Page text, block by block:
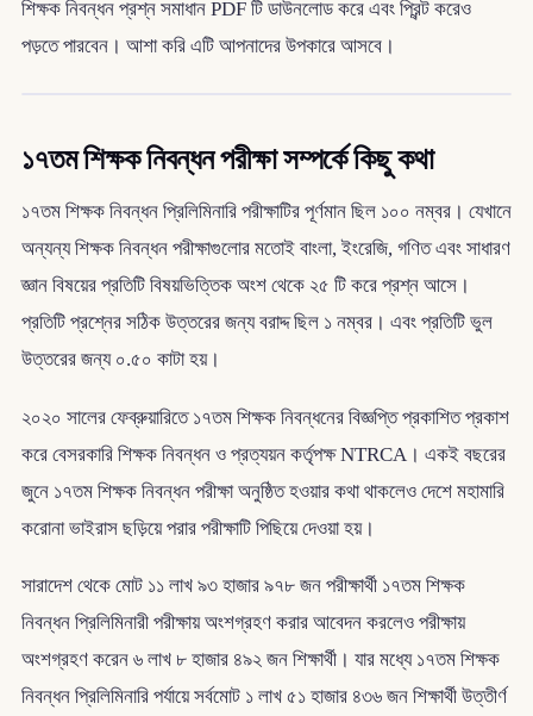
শিক্ষক নিবন্ধন প্রশ্ন সমাধান PDF টি ডাউনলোড করে এবং প্রিন্ট করেও
পড়তে পারবেন। আশা করি এটি আপনাদের উপকারে আসবে।
১৭তম শিক্ষক নিবন্ধন পরীক্ষা সম্পর্কে কিছু কথা
১৭তম শিক্ষক নিবন্ধন প্রিলিমিনারি পরীক্ষাটির পূর্ণমান ছিল ১০০ নম্বর। যেখানে
অন্যন্য শিক্ষক নিবন্ধন পরীক্ষাগুলোর মতোই বাংলা, ইংরেজি, গণিত এবং সাধারণ
জ্ঞান বিষয়ের প্রতিটি বিষয়ভিত্তিক অংশ থেকে ২৫ টি করে প্রশ্ন আসে।
প্রতিটি প্রশ্নের সঠিক উত্তরের জন্য বরাদ্দ ছিল ১ নম্বর। এবং প্রতিটি ভুল
উত্তরের জন্য ০.৫০ কাটা হয়।
২০২০ সালের ফেব্রুয়ারিতে ১৭তম শিক্ষক নিবন্ধনের বিজ্ঞপ্তি প্রকাশিত প্রকাশ
করে বেসরকারি শিক্ষক নিবন্ধন ও প্রত্যয়ন কর্তৃপক্ষ NTRCA। একই বছরের
জুনে ১৭তম শিক্ষক নিবন্ধন পরীক্ষা অনুষ্ঠিত হওয়ার কথা থাকলেও দেশে মহামারি
করোনা ভাইরাস ছড়িয়ে পরার পরীক্ষাটি পিছিয়ে দেওয়া হয়।
সারাদেশ থেকে মোট ১১ লাখ ৯৩ হাজার ৯৭৮ জন পরীক্ষার্থী ১৭তম শিক্ষক
নিবন্ধন প্রিলিমিনারী পরীক্ষায় অংশগ্রহণ করার আবেদন করলেও পরীক্ষায়
অংশগ্রহণ করেন ৬ লাখ ৮ হাজার ৪৯২ জন শিক্ষার্থী। যার মধ্যে ১৭তম শিক্ষক
নিবন্ধন প্রিলিমিনারি পর্যায়ে সর্বমোট ১ লাখ ৫১ হাজার ৪৩৬ জন শিক্ষার্থী উত্তীর্ণ